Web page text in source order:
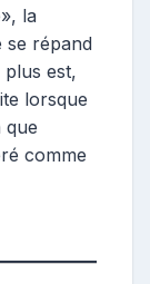
la
se répand
est,
lorsque
que
comme